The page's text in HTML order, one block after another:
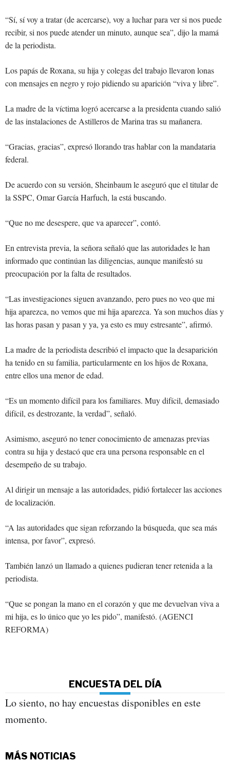
“Sí, sí voy a tratar (de acercarse), voy a luchar para ver si nos puede
recibir, si nos puede atender un minuto, aunque sea”, dijo la mamá
de la periodista.
Los papás de Roxana, su hija y colegas del trabajo llevaron lonas
con mensajes en negro y rojo pidiendo su aparición “viva y libre”.
La madre de la víctima logró acercarse a la presidenta cuando salió
de las instalaciones de Astilleros de Marina tras su mañanera.
“Gracias, gracias”, expresó llorando tras hablar con la mandataria
federal.
De acuerdo con su versión, Sheinbaum le aseguró que el titular de
la SSPC, Omar García Harfuch, la está buscando.
“Que no me desespere, que va aparecer”, contó.
En entrevista previa, la señora señaló que las autoridades le han
informado que continúan las diligencias, aunque manifestó su
preocupación por la falta de resultados.
“Las investigaciones siguen avanzando, pero pues no veo que mi
hija aparezca, no vemos que mi hija aparezca. Ya son muchos días y
las horas pasan y pasan y ya, ya esto es muy estresante”, afirmó.
La madre de la periodista describió el impacto que la desaparición
ha tenido en su familia, particularmente en los hijos de Roxana,
entre ellos una menor de edad.
“Es un momento difícil para los familiares. Muy difícil, demasiado
difícil, es destrozante, la verdad”, señaló.
Asimismo, aseguró no tener conocimiento de amenazas previas
contra su hija y destacó que era una persona responsable en el
desempeño de su trabajo.
Al dirigir un mensaje a las autoridades, pidió fortalecer las acciones
de localización.
“A las autoridades que sigan reforzando la búsqueda, que sea más
intensa, por favor”, expresó.
También lanzó un llamado a quienes pudieran tener retenida a la
periodista.
“Que se pongan la mano en el corazón y que me devuelvan viva a
mi hija, es lo único que yo les pido”, manifestó. (AGENCI
REFORMA)
ENCUESTA DEL DÍA
Lo siento, no hay encuestas disponibles en este
momento.
MÁS NOTICIAS